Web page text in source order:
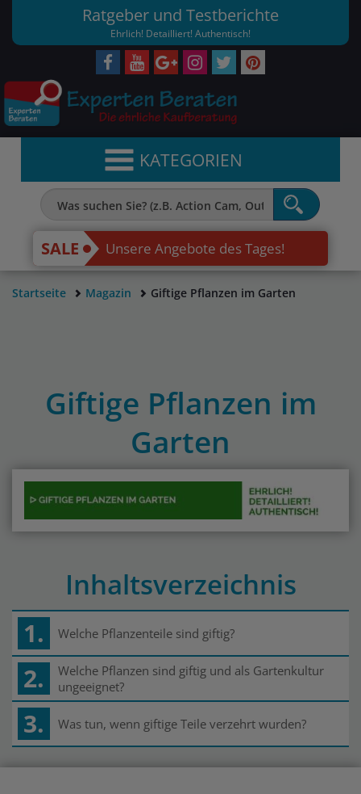
Ratgeber und Testberichte
Ehrlich! Detailliert! Authentisch!
KATEGORIEN
SALE Unsere Angebote des Tages!
Startseite Magazin Giftige Pflanzen im Garten
Giftige Pflanzen im
Garten
Inhaltsverzeichnis
1. Welche Pflanzenteile sind giftig?
2.
Welche Pflanzen sind giftig und als Gartenkultur
ungeeignet?
3. Was tun, wenn giftige Teile verzehrt wurden?